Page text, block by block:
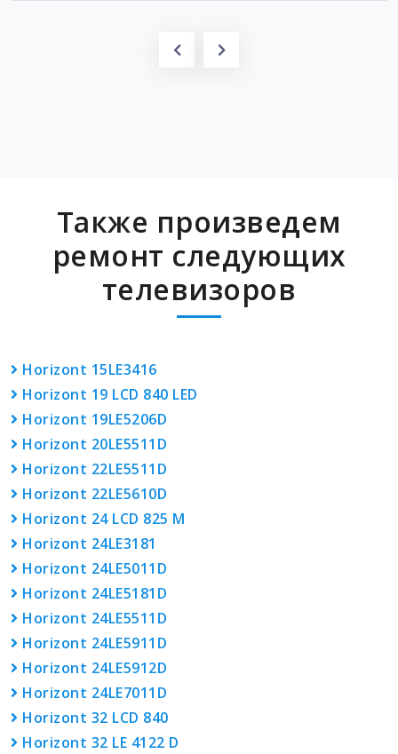
Также произведем
ремонт следующих
телевизоров
Horizont 15LE3416
Horizont 19 LCD 840 LED
Horizont 19LE5206D
Horizont 20LE5511D
Horizont 22LE5511D
Horizont 22LE5610D
Horizont 24 LCD 825 M
Horizont 24LE3181
Horizont 24LE5011D
Horizont 24LE5181D
Horizont 24LE5511D
Horizont 24LE5911D
Horizont 24LE5912D
Horizont 24LE7011D
Horizont 32 LCD 840
Horizont 32 LE 4122 D